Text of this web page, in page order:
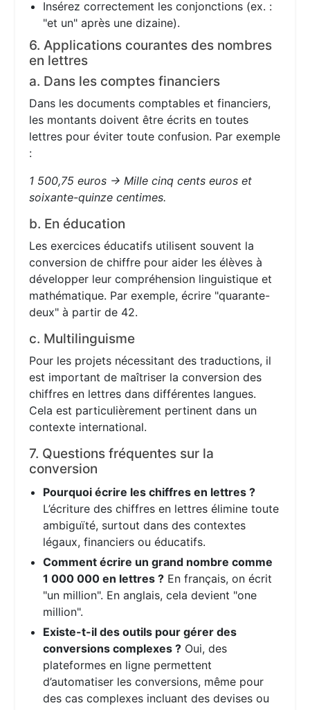
Insérez correctement les conjonctions (ex. :
"et un" après une dizaine).
6. Applications courantes des nombres
en lettres
a. Dans les comptes financiers
Dans les documents comptables et financiers,
les montants doivent être écrits en toutes
lettres pour éviter toute confusion. Par exemple
:
1 500,75 euros → Mille cinq cents euros et
soixante-quinze centimes.
b. En éducation
Les exercices éducatifs utilisent souvent la
conversion de chiffre pour aider les élèves à
développer leur compréhension linguistique et
mathématique. Par exemple, écrire "quarante-
deux" à partir de 42.
c. Multilinguisme
Pour les projets nécessitant des traductions, il
est important de maîtriser la conversion des
chiffres en lettres dans différentes langues.
Cela est particulièrement pertinent dans un
contexte international.
7. Questions fréquentes sur la
conversion
Pourquoi écrire les chiffres en lettres ?
L’écriture des chiffres en lettres élimine toute
ambiguïté, surtout dans des contextes
légaux, financiers ou éducatifs.
Comment écrire un grand nombre comme
1 000 000 en lettres ? En français, on écrit
"un million". En anglais, cela devient "one
million".
Existe-t-il des outils pour gérer des
conversions complexes ? Oui, des
plateformes en ligne permettent
d’automatiser les conversions, même pour
des cas complexes incluant des devises ou